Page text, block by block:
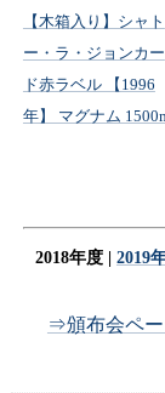
【木箱入り】シャト
ー・ラ・ジョンカー
ド赤ラベル 【1996
年】 マグナム
2018年度 | 2019
⇒頒布会ペ